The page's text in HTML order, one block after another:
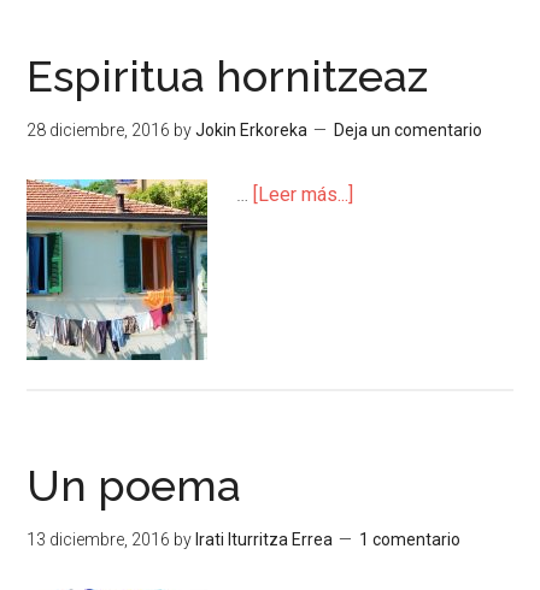
Espiritua hornitzeaz
28 diciembre, 2016 byJokin Erkoreka Deja un comentario
… [Leer más...]
Un poema
13 diciembre, 2016 by Irati Iturritza Errea 1 comentario